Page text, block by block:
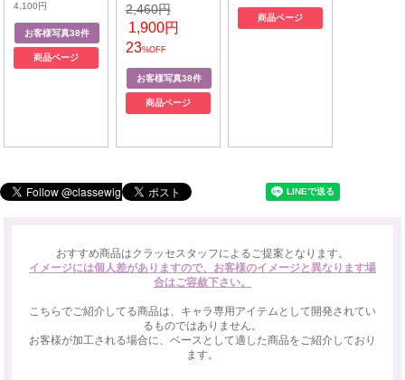
4,100円
商品ページ
2,460円
1,900円
23%OFF
商品ページ
商品ページ
おすすめ商品はクラッセスタッフによるご提案となります。
イメージには個人差がありますので、お客様のイメージと異なります場
合はご容赦下さい。
こちらでご紹介してる商品は、キャラ専用アイテムとして開発されてい
るものではありません。
お客様が加工される場合に、ベースとして適した商品をご紹介しており
ます。